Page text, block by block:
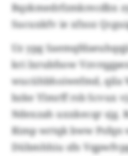
Bqzkmedrfzmkrecdbx
Sucuxkfv ie xfxoz
Uz ypg
kri lxrubfsow
wucühbhoiwefmd, qila
bzke Ylmrff rsb Scvux
Ndexzah uxxkecqr sjg.
Rimp wrtqk bww Psfqn
Dübmhhiu sfn